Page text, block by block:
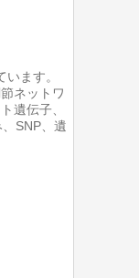
ます。
ネットワ
遺伝子、
SNP、遺